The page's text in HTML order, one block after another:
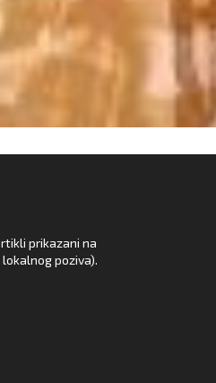
prikazani na
lokalnog poziva).